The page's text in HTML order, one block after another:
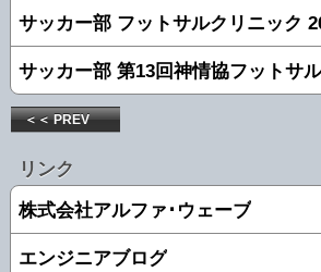
サッカー部 フットサルクリニック
サッカー部 第13回神情協フットサ
＜＜ PREV
リンク
株式会社アルファ･ウェーブ
エンジニアブログ